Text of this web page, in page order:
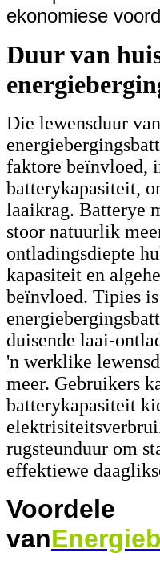
ekonomiese
Duur van
Die lewensduur
faktore beïnvloed,
batterykapasiteit,
laaikrag. Batterye
stoor natuurlik
ontladingsdiepte
kapasiteit en
beïnvloed. Tipies
duisende laai-
'n werklike
meer. Gebruikers
batterykapasiteit
rugsteunduur om
effektiewe
Voordele
van